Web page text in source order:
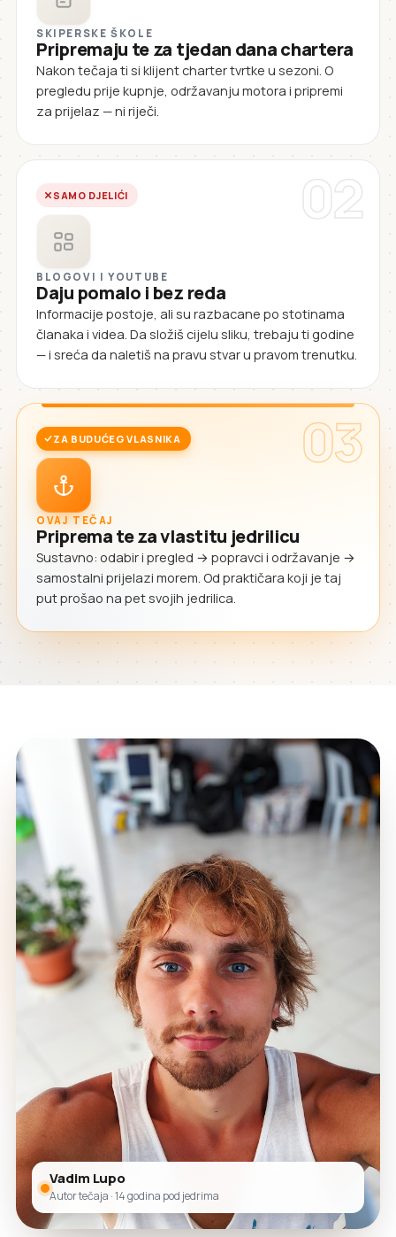
SKIPERSKE ŠKOLE
Pripremaju te za tjedan dana chartera
Nakon tečaja ti si klijent charter tvrtke u sezoni. O
pregledu prije kupnje, održavanju motora i pripremi
za prijelaz — ni riječi.
02
SAMO DJELIĆI
BLOGOVI I YOUTUBE
Daju pomalo i bez reda
Informacije postoje, ali su razbacane po stotinama
članaka i videa. Da složiš cijelu sliku, trebaju ti godine
— i sreća da naletiš na pravu stvar u pravom trenutku.
03
ZA BUDUĆEG VLASNIKA
OVAJ TEČAJ
Priprema te za vlastitu jedrilicu
Sustavno: odabir i pregled → popravci i održavanje →
samostalni prijelazi morem. Od praktičara koji je taj
put prošao na pet svojih jedrilica.
Vadim Lupo
Autor tečaja · 14 godina pod jedrima